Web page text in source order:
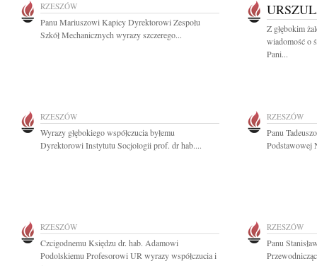
RZESZÓW
Panu Mariuszowi Kapicy Dyrektorowi Zespołu
Szkół Mechanicznych wyrazy szczerego...
Z głębokim
wiadomość o
Pani...
RZESZÓW
Wyrazy głębokiego współczucia byłemu
Dyrektorowi Instytutu Socjologii prof. dr hab....
RZESZÓW
Panu
Podstawowej
RZESZÓW
Czcigodnemu Księdzu dr. hab. Adamowi
Podolskiemu Profesorowi UR wyrazy współczucia i
RZESZÓW
Panu